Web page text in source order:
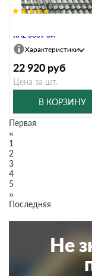
RAL 3009 3м
Характеристики
22 920 руб
Цена за шт.
В КОРЗИНУ
Первая
«
1
2
3
4
5
»
Последняя
Не